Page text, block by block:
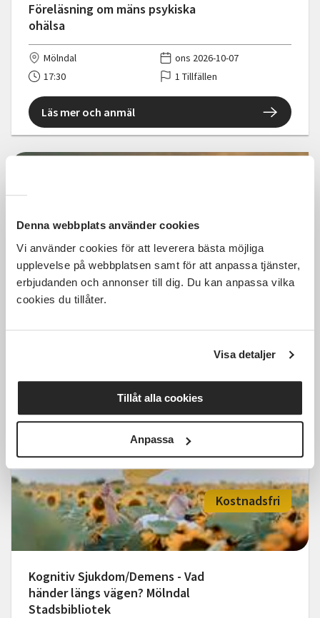
Denna webbplats använder cookies
Vi använder cookies för att leverera bästa möjliga
upplevelse på webbplatsen samt för att anpassa tjänster,
erbjudanden och annonser till dig. Du kan anpassa vilka
cookies du tillåter.
Visa detaljer
Tillåt alla cookies
Anpassa
Föreläsning om mäns psykiska
ohälsa
Mölndal
ons 2026-10-07
17:30
1 Tillfällen
Läs mer och anmäl
Jungiansk drömanalys –
upptäck budskapen i dina
tis 2026-09-29
Läs mer och anmäl
Kognitiv Sjukdom/Demens - Vad
händer längs vägen? Mölndal
Stadsbibliotek
Kostnadsfri